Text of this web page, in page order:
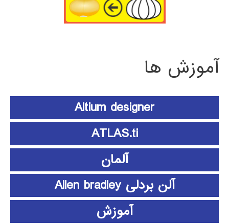
آموزش ها
Altium designer
ATLAS.ti
آلمان
آلن بردلی Allen bradley
آموزش